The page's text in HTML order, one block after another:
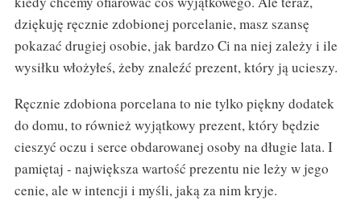
dziękuję ręcznie zdobionej porcelanie, masz szansę
pokazać drugiej osobie, jak bardzo Ci na niej zależy i ile
wysiłku włożyłeś, żeby znaleźć prezent, który ją ucieszy.
Ręcznie zdobiona porcelana to nie tylko piękny dodatek
do domu, to również wyjątkowy prezent, który będzie
cieszyć oczu i serce obdarowanej osoby na długie lata. I
pamiętaj - największa wartość prezentu nie leży w jego
cenie, ale w intencji i myśli, jaką za nim kryje.